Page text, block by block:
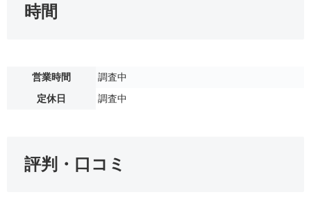
時間
営業時間
調査中
定休日
調査中
評判・口コミ